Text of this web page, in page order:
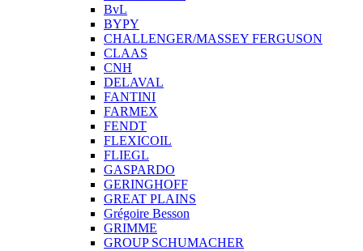
BvL
BYPY
CHALLENGER/MASSEY FERGUSON
CLAAS
CNH
DELAVAL
FANTINI
FARMEX
FENDT
FLEXICOIL
FLIEGL
GASPARDO
GERINGHOFF
GREAT PLAINS
Grégoire Besson
GRIMME
GROUP SCHUMACHER